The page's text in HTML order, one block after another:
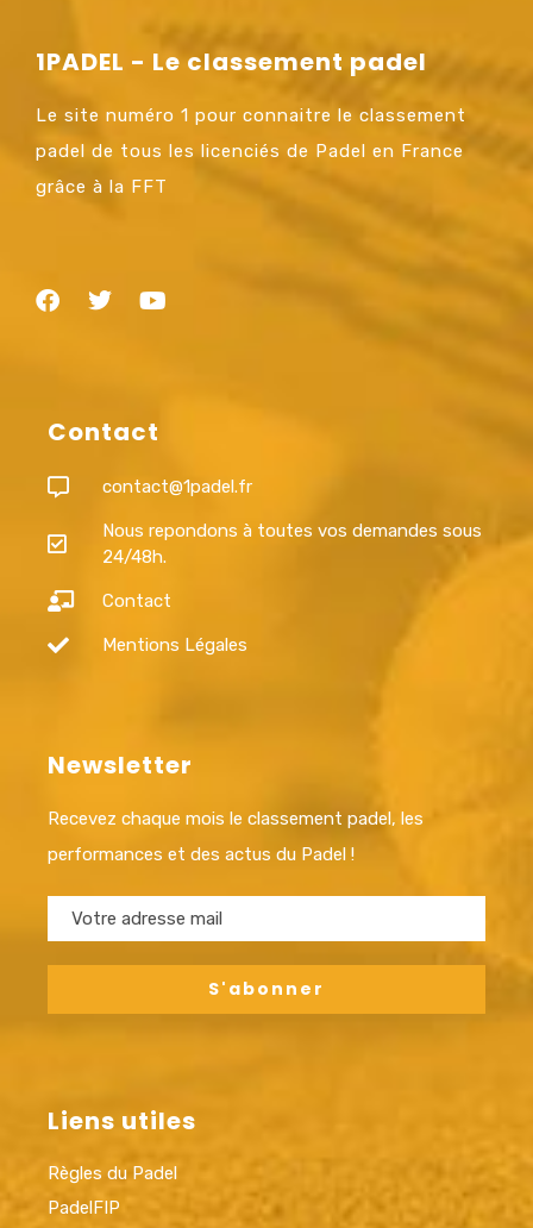
1PADEL - Le classement padel
Le site numéro 1 pour connaitre le classement
padel de tous les licenciés de Padel en France
grâce à la FFT
Contact
contact@1padel.fr
Nous repondons à toutes vos demandes sous
24/48h.
Contact
Mentions Légales
Newsletter
Recevez chaque mois le classement padel, les
performances et des actus du Padel !
Liens utiles
Règles du Padel
PadelFIP